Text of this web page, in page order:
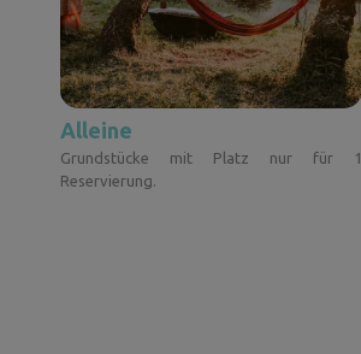
Alleine
Grundstücke mit Platz nur für 1
Reservierung.